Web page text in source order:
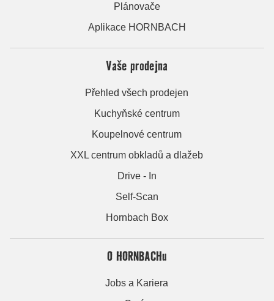
Plánovače
Aplikace HORNBACH
Vaše prodejna
Přehled všech prodejen
Kuchyňské centrum
Koupelnové centrum
XXL centrum obkladů a dlažeb
Drive - In
Self-Scan
Hornbach Box
O HORNBACHu
Jobs a Kariera